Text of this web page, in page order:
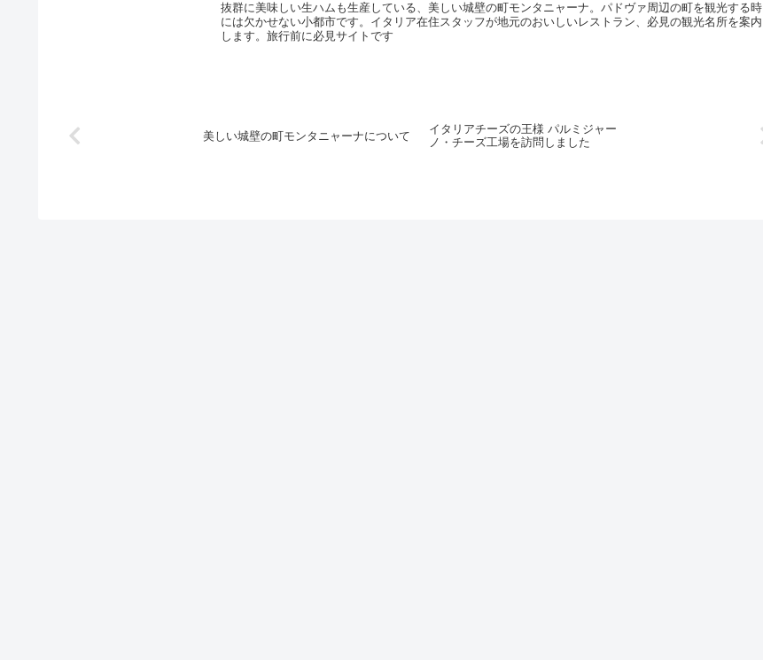
抜群に美味しい生ハムも生産している、美しい城壁の町モンタニャーナ。パドヴァ周辺の町を観光する時
には欠かせない小都市です。イタリア在住スタッフが地元のおいしいレストラン、必見の観光名所を案内
します。旅行前に必見サイトです
美しい城壁の町モンタニャーナについて
イタリアチーズの王様 パルミジャー
ノ・チーズ工場を訪問しました